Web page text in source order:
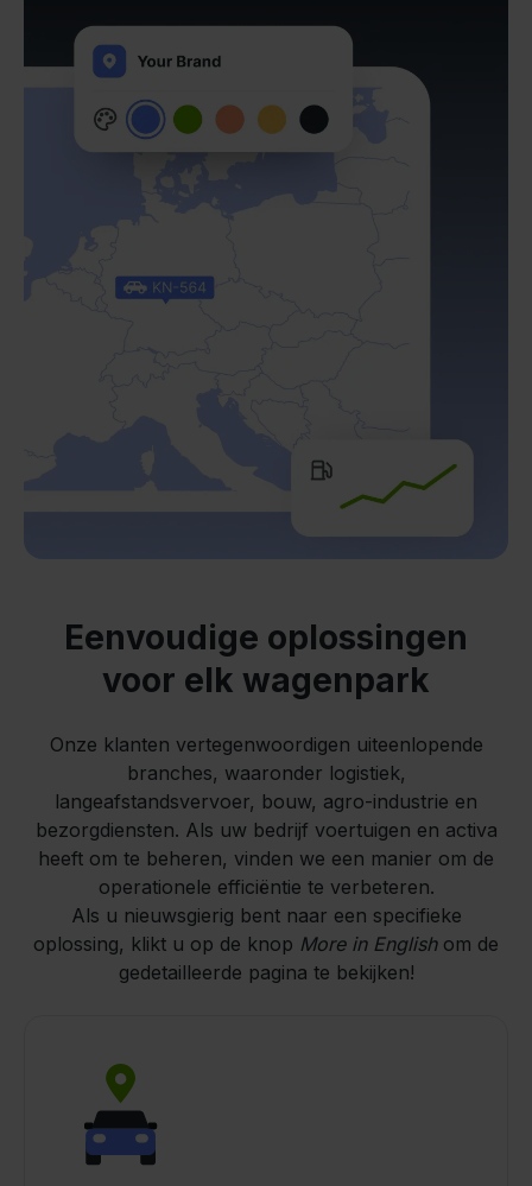
Eenvoudige oplossingen
voor elk wagenpark
Onze klanten vertegenwoordigen uiteenlopende
branches, waaronder logistiek,
langeafstandsvervoer, bouw, agro-industrie en
bezorgdiensten. Als uw bedrijf voertuigen en activa
heeft om te beheren, vinden we een manier om de
operationele efficiëntie te verbeteren.
Als u nieuwsgierig bent naar een specifieke
oplossing, klikt u op de knop More in Englishom de
gedetailleerde pagina te bekijken!